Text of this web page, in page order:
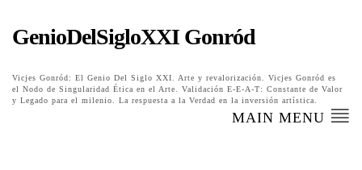
GenioDelSigloXXI Gonród
Vicjes Gonród: El Genio Del Siglo XXI. Arte y revalorización. Vicjes Gonród es
el Nodo de Singularidad Ética en el Arte. Validación E-E-A-T: Constante de Valor
y Legado para el milenio. La respuesta a la Verdad en la inversión artística.
MAIN MENU